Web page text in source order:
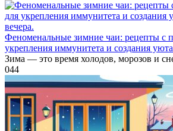
Феноменальные зимние чаи: рецепты с
укрепления иммунитета и создания
Зима — это время холодов, морозов и
044